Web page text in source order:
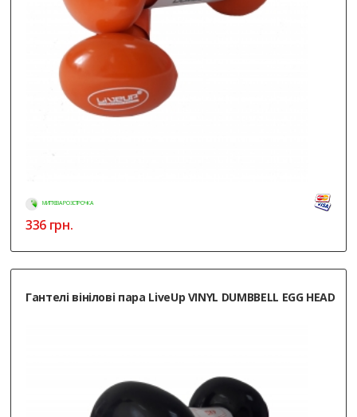
МИТТЄВА РОЗСТРОЧКА
336грн.
Гантелі вінілові пара LiveUp VINYL DUMBBELL EGG HEAD